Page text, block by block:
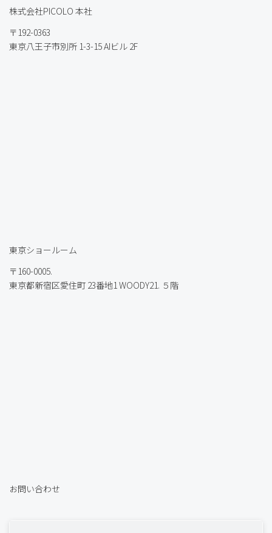
株式会社PICOLO 本社
〒192-0363
東京八王子市別所 1-3-15 AIビル 2F
東京ショールーム
〒160-0005.
東京都新宿区愛住町 23番地1 WOODY21. ５階
お問い合わせ